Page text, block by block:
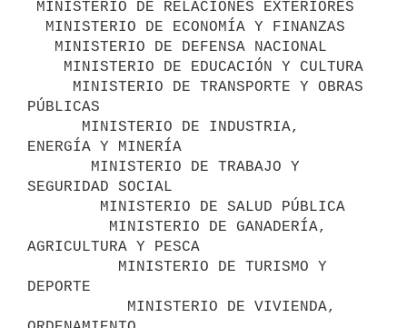
PÚBLICAS
ENERGÍA Y MINERÍA
SEGURIDAD SOCIAL
AGRICULTURA Y PESCA
DEPORTE